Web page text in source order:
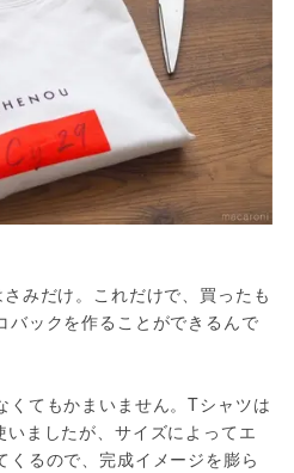
みだけ。これだけで、買ったも
バックを作ることができるんで
くてもかまいません。Tシャツは
ましたが、サイズによってエ
くるので、完成イメージを膨ら